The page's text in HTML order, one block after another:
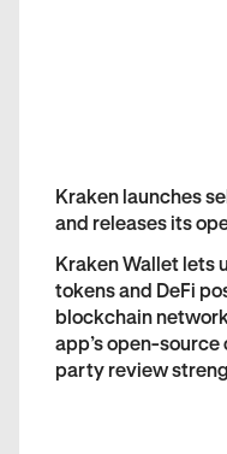
Kraken launches
and releases its
Kraken Wallet lets
tokens and DeFi
blockchain
app’s open-
party review